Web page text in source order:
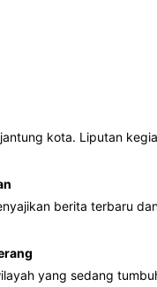
kota. Liputan
berita terbaru
yang sedang